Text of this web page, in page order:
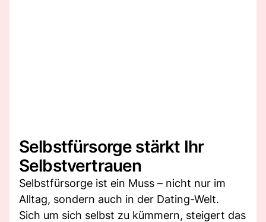
Selbstfürsorge stärkt Ihr
Selbstvertrauen
Selbstfürsorge ist ein Muss – nicht nur im
Alltag, sondern auch in der Dating-Welt.
Sich um sich selbst zu kümmern, steigert das